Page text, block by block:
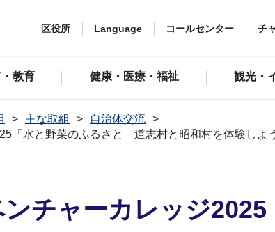
区役所 Language コールセンター チ
教育 健康・医療・福祉 観光・
主な取組
自治体交流
「水と野菜のふるさと 道志村と昭和村を体験しよ
ンチャーカレッジ